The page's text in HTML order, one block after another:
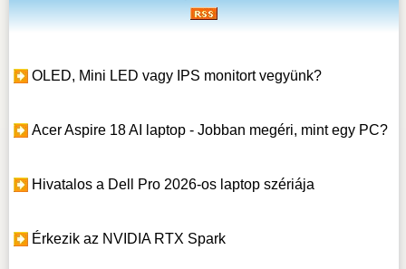
OLED, Mini LED vagy IPS monitort vegyünk?
Acer Aspire 18 AI laptop - Jobban megéri, mint egy PC?
Hivatalos a Dell Pro 2026-os laptop szériája
Érkezik az NVIDIA RTX Spark